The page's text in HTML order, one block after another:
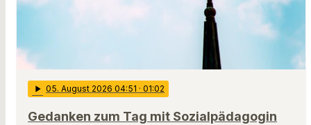
play_arrow 05. August 2026 04:51 · 01:02
Gedanken zum Tag mit Sozialpädagogin